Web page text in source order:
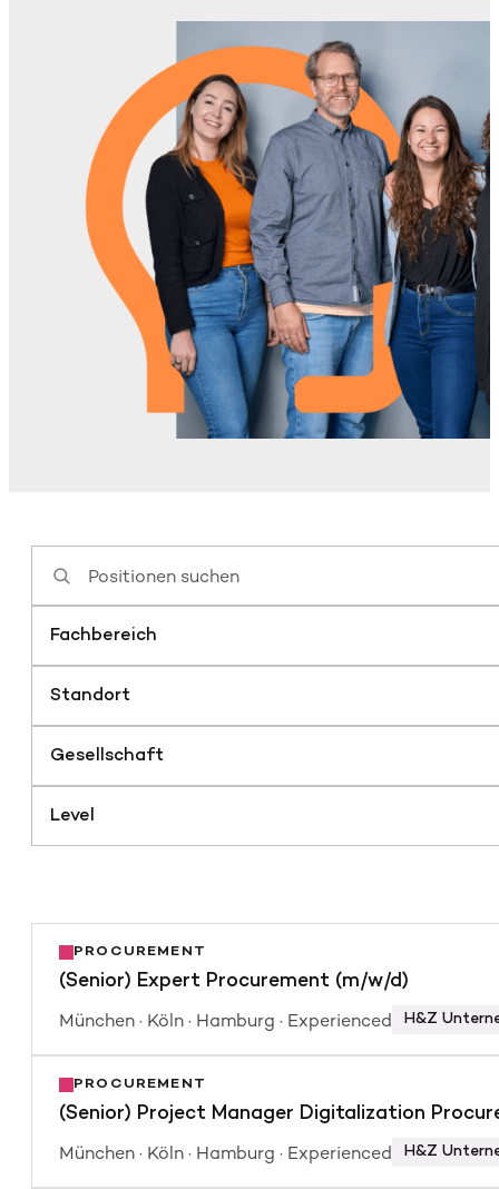
Fachbereich
Standort
Gesellschaft
Level
PROCUREMENT
(Senior) Expert Procurement (m/w/d)
München · Köln · Hamburg · Experienced
H&Z
Du hast umfangreiche Erfahrungen in der
Kostenoptimierung im Einkauf. Du hast
im Einkauf generieren? Du hast Lust dich
PROCUREMENT
(Senior) Project Manager Digitalization
München · Köln · Hamburg · Experienced
H&Z